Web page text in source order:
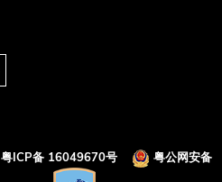
粤ICP备 16049670号 粤公网安备